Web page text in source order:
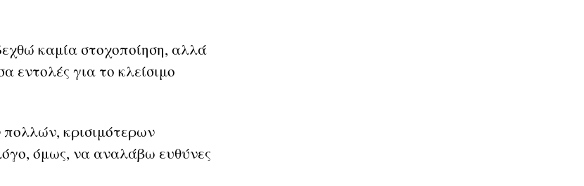
καμία στοχοποίηση, αλλά
εντολές για το κλείσιμο
κρισιμότερων
όμως, να αναλάβω ευθύνες